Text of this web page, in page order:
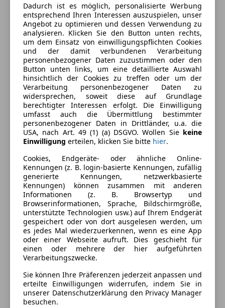
Schadstoffklasse
Euro 6
Kraftstoff
Benzin
Kraftstoffverbrauch
10,50l/100 km (komb.)
Ausstattung
Komfort
Armlehne
Einparkhilfe
Einparkhilfe selbstlenkendes System
Einparkhilfe Sensoren hinten
Einparkhilfe Sensoren vorne
Elektrische Seitenspiegel
Elektrische Sitze
Getönte Scheiben
Klimaautomatik
Lederlenkrad
Multifunktionslenkrad
Navigationssystem
Regensensor
Sitzheizung
Start/Stop-Automatik
teilb. Rücksitzbank
Mehr anzeigen
Farbe und Innenausstattung
Lackierung Andere
Fahrzeugbeschreibung
SOMMERAKTION BIS 28.7. 49.999€
Ich verkauf hier meinen Audi RS5 2,9l TT aus dem Jahr
2017. Das Jahr hat nahezu eine Vollausstattung und
hat noch keinen Winter gesehen, daher auch keine
Winterreifen. Besondere Highlights sind die
Massagesitze, Abstandtempomat/Lane Assist, Head
Up Display und vieles mehr.
Der Preis ist vor Ort verhandelbar (Anfragen zu "was
Dadurch ist es möglich, personalisierte Werbung
entsprechend Ihren Interessen auszuspielen, unser
Angebot zu optimieren und dessen Verwendung zu
analysieren. Klicken Sie den Button unten rechts,
um dem Einsatz von einwilligungspflichten Cookies
und der damit verbundenen Verarbeitung
personenbezogener Daten zuzustimmen oder den
Button unten links, um eine detaillierte Auswahl
hinsichtlich der Cookies zu treffen oder um der
Verarbeitung personenbezogener Daten zu
widersprechen, soweit diese auf Grundlage
berechtigter Interessen erfolgt. Die Einwilligung
umfasst auch die Übermittlung bestimmter
personenbezogener Daten in Drittländer, u.a. die
USA, nach Art. 49 (1) (a) DSGVO. Wollen Sie keine
Einwilligung erteilen, klicken Sie bitte hier.
Cookies, Endgeräte- oder ähnliche Online-
Kennungen (z. B. login-basierte Kennungen, zufällig
generierte Kennungen, netzwerkbasierte
Kennungen) können zusammen mit anderen
Informationen (z. B. Browsertyp und
Browserinformationen, Sprache, Bildschirmgröße,
unterstützte Technologien usw.) auf Ihrem Endgerät
gespeichert oder von dort ausgelesen werden, um
es jedes Mal wiederzuerkennen, wenn es eine App
oder einer Webseite aufruft. Dies geschieht für
einen oder mehrere der hier aufgeführten
Verarbeitungszwecke.
Sie können Ihre Präferenzen jederzeit anpassen und
erteilte Einwilligungen widerrufen, indem Sie in
unserer Datenschutzerklärung den Privacy Manager
besuchen.